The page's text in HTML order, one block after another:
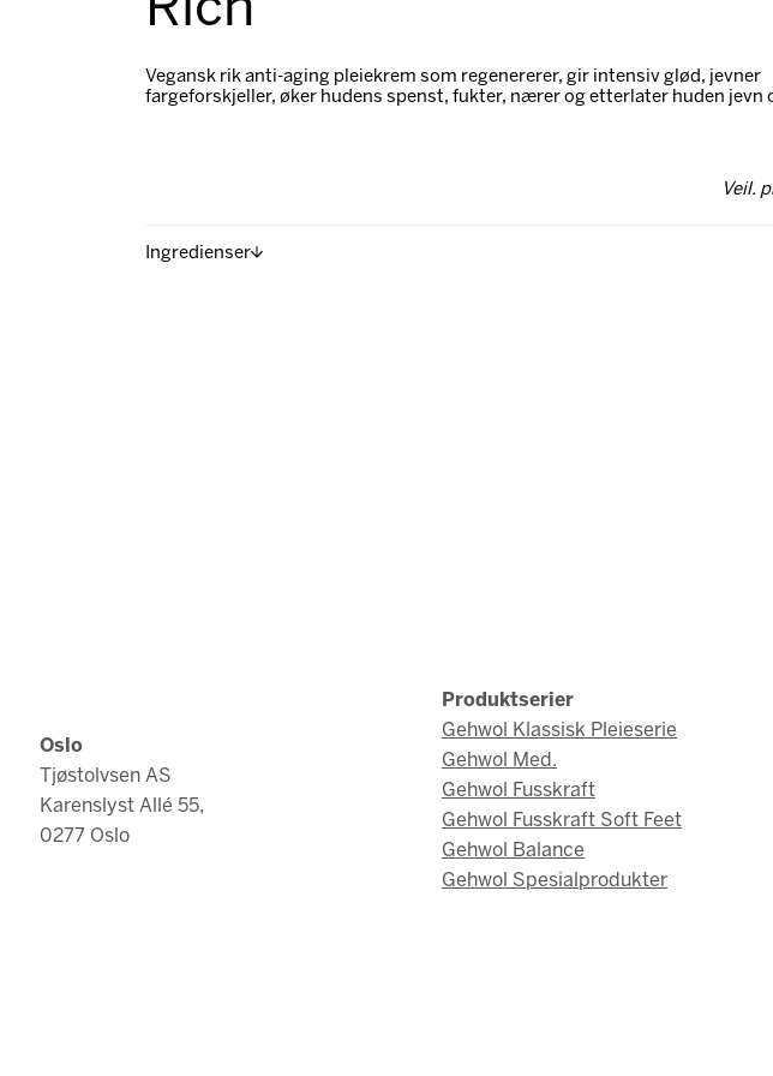
Rich
Vegansk rik anti-aging pleiekrem som regenererer, gir intensiv glød, jevner
fargeforskjeller, øker hudens spenst, fukter, nærer og etterlater huden jevn
Veil.
Ingredienser
Oslo
Tjøstolvsen AS
Karenslyst Allé 55,
0277 Oslo
Produktserier
Gehwol Klassisk Pleieserie
Gehwol Med.
Gehwol Fusskraft
Gehwol Fusskraft Soft Feet
Gehwol Balance
Gehwol Spesialprodukter